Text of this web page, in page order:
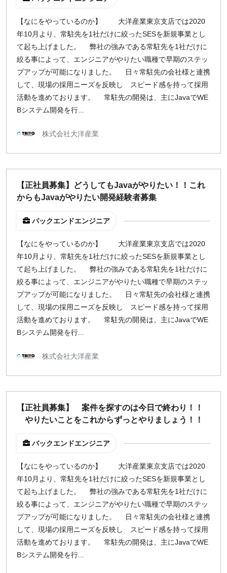
【なにをやっているのか】 大洋産業東京支店では2020
年10月より、常駐先を1社だけに絞ったSESを新規事業とし
て起ち上げました。 弊社の強みである常駐先を1社だけに
絞る事によって、エンジニアがやりたい職種で早期のステッ
プアップが可能になりました。 日々常駐先の会社様と連携
して、現場の採用ニーズを反映し スピード感を持って採用
活動を進めております。 常駐先の開発は、主にJavaでWE
Bシステム開発を行...
株式会社大洋産業
【正社員募集】どうしてもJavaがやりたい！！これ
からもJavaがやりたい開発経験者募集
バックエンドエンジニア
【なにをやっているのか】 大洋産業東京支店では2020
年10月より、常駐先を1社だけに絞ったSESを新規事業とし
て起ち上げました。 弊社の強みである常駐先を1社だけに
絞る事によって、エンジニアがやりたい職種で早期のステッ
プアップが可能になりました。 日々常駐先の会社様と連携
して、現場の採用ニーズを反映し スピード感を持って採用
活動を進めております。 常駐先の開発は、主にJavaでWE
Bシステム開発を行...
株式会社大洋産業
【正社員募集】 案件を探すのは今日で終わり！！
やりたいことをこれからずっとやりましょう！！
バックエンドエンジニア
【なにをやっているのか】 大洋産業東京支店では2020
年10月より、常駐先を1社だけに絞ったSESを新規事業とし
て起ち上げました。 弊社の強みである常駐先を1社だけに
絞る事によって、エンジニアがやりたい職種で早期のステッ
プアップが可能になりました。 日々常駐先の会社様と連携
して、現場の採用ニーズを反映し スピード感を持って採用
活動を進めております。 常駐先の開発は、主にJavaでWE
Bシステム開発を行...